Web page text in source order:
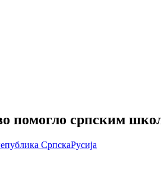
помогло српским
СрпскаРусија